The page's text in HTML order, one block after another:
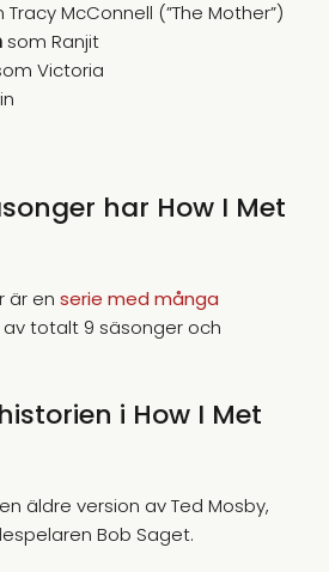
McConnell (”The Mother”)
som Ranjit
Victoria
har How I Met
är enserie med många
totalt 9 säsonger och
i How I Met
äldre version av Ted Mosby,
Bob Saget.